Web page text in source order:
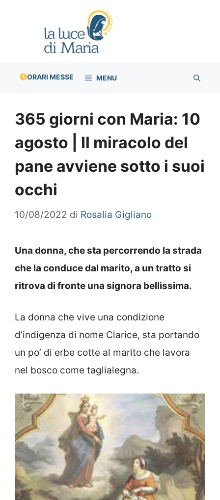
ORARI MESSE MENU
365 giorni con Maria: 10
agosto | Il miracolo del
pane avviene sotto i suoi
occhi
10/08/2022 di Rosalia Gigliano
Una donna, che sta percorrendo la strada
che la conduce dal marito, a un tratto si
ritrova di fronte una signora bellissima.
La donna che vive una condizione
d’indigenza di nome Clarice, sta portando
un po’ di erbe cotte al marito che lavora
nel bosco come taglialegna.